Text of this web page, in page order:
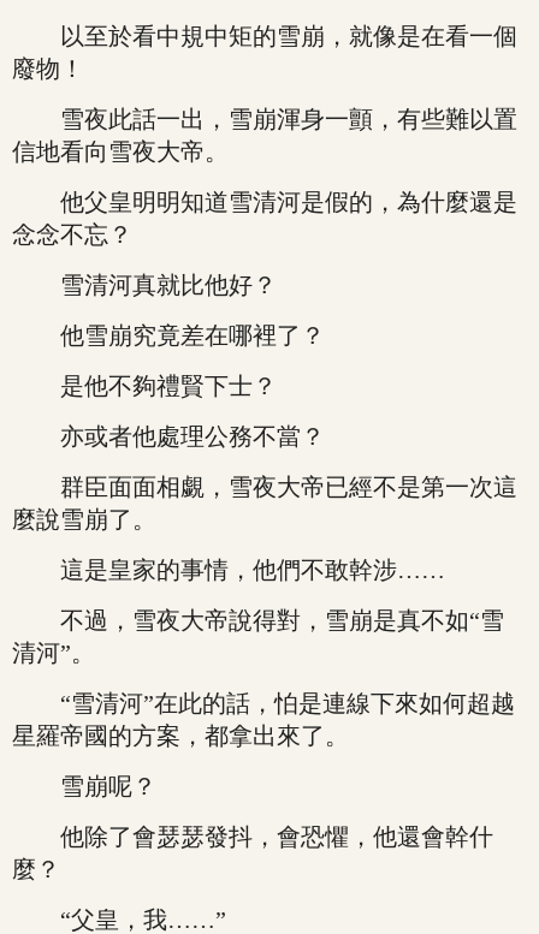
以至於看中規中矩的雪崩，就像是在看一個
廢物！
雪夜此話一出，雪崩渾身一顫，有些難以置
信地看向雪夜大帝。
他父皇明明知道雪清河是假的，為什麼還是
念念不忘？
雪清河真就比他好？
他雪崩究竟差在哪裡了？
是他不夠禮賢下士？
亦或者他處理公務不當？
群臣面面相覷，雪夜大帝已經不是第一次這
麼說雪崩了。
這是皇家的事情，他們不敢幹涉……
不過，雪夜大帝說得對，雪崩是真不如“雪
清河”。
“雪清河”在此的話，怕是連線下來如何超越
星羅帝國的方案，都拿出來了。
雪崩呢？
他除了會瑟瑟發抖，會恐懼，他還會幹什
麼？
“父皇，我……”